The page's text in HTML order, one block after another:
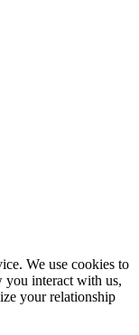
We use cookies to
you interact with us,
your relationship